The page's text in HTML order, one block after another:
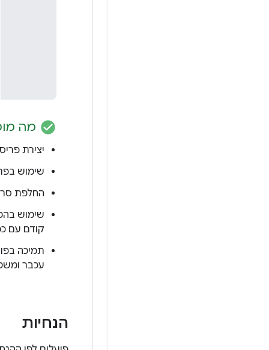
check_circle מה
יצירת
שימוש
החלפת
שימוש
קודם עם
תמיכה
עכבר
הנחיות